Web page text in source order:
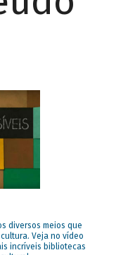
diversos meios que
Veja no vídeo
incríveis bibliotecas